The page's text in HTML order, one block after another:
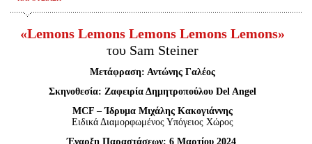
Αναζήτηση παραγγελίας
Πληροφορίες
Είσοδος διαχειριστή
«Lemons Lemons Lemons Lemons Lemons»
του Sam Steiner
Μετάφραση: Αντώνης Γαλέος
Σκηνοθεσία: Ζαφειρία Δημητροπούλου Del Angel
MCF – Ίδρυμα Μιχάλης Κακογιάννης
Ειδικά Διαμορφωμένος Υπόγειος Χώρος
Έναρξη Παραστάσεων: 6 Μαρτίου 2024